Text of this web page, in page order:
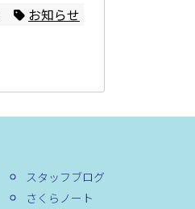
お知らせ
スタッフブログ
さくらノート